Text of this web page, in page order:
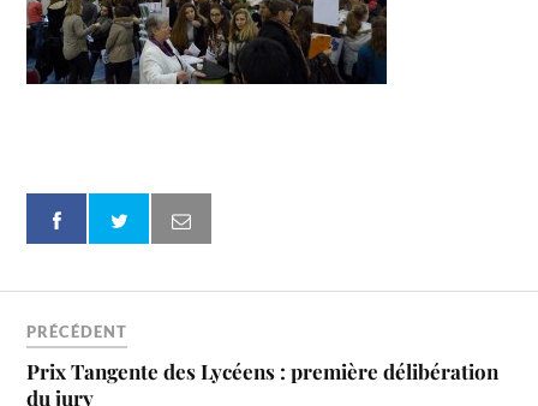
PRÉCÉDENT
Prix Tangente des Lycéens : première délibération
du jury